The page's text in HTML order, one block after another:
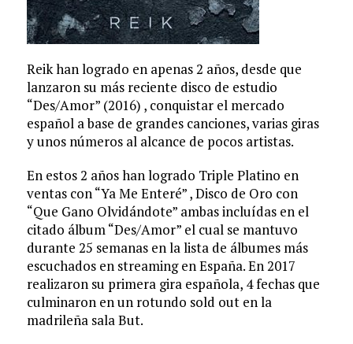
Reik han logrado en apenas 2 años, desde que
lanzaron su más reciente disco de estudio
“Des/Amor” (2016) , conquistar el mercado
español a base de grandes canciones, varias giras
y unos números al alcance de pocos artistas.
En estos 2 años han logrado Triple Platino en
ventas con “Ya Me Enteré” , Disco de Oro con
“Que Gano Olvidándote” ambas incluídas en el
citado álbum “Des/Amor” el cual se mantuvo
durante 25 semanas en la lista de álbumes más
escuchados en streaming en España. En 2017
realizaron su primera gira española, 4 fechas que
culminaron en un rotundo sold out en la
madrileña sala But.